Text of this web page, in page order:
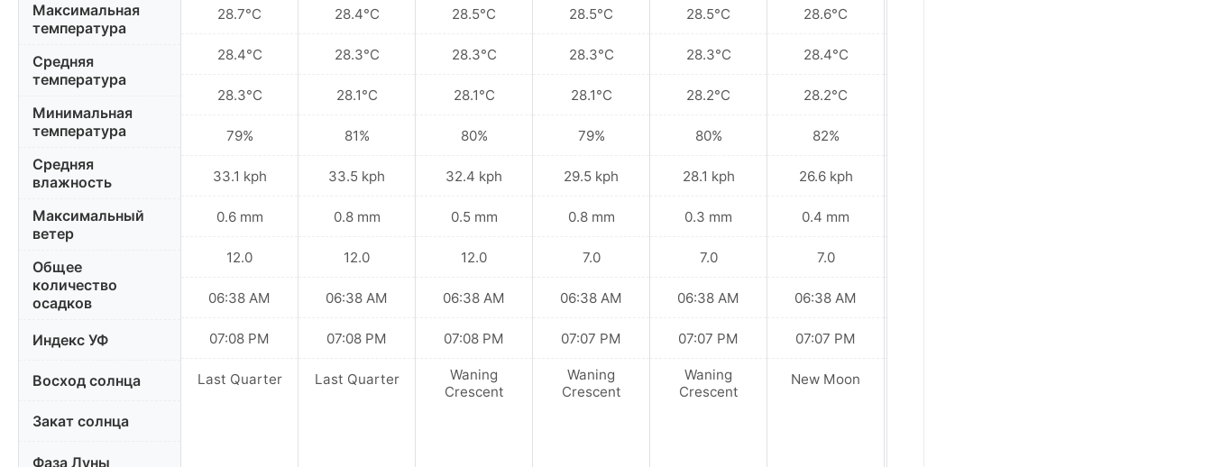
Максимальная
температура
Средняя
температура
Минимальная
температура
Средняя
влажность
Максимальный
ветер
Общее
количество
осадков
Индекс УФ
Восход солнца
Закат солнца
Фаза Луны
28.7°C
28.4°C
28.3°C
79%
33.1 kph
0.6 mm
12.0
06:38 AM
07:08 PM
Last Quarter
28.4°C
28.3°C
28.1°C
81%
33.5 kph
0.8 mm
12.0
06:38 AM
07:08 PM
Last Quarter
28.5°C
28.3°C
28.1°C
80%
32.4 kph
0.5 mm
12.0
06:38 AM
07:08 PM
Waning
Crescent
28.5°C
28.3°C
28.1°C
79%
29.5 kph
0.8 mm
7.0
06:38 AM
07:07 PM
Waning
Crescent
28.5°C
28.3°C
28.2°C
80%
28.1 kph
0.3 mm
7.0
06:38 AM
07:07 PM
Waning
Crescent
28.6°C
28.4°C
28.2°C
82%
26.6 kph
0.4 mm
7.0
06:38 AM
07:07 PM
New Moon